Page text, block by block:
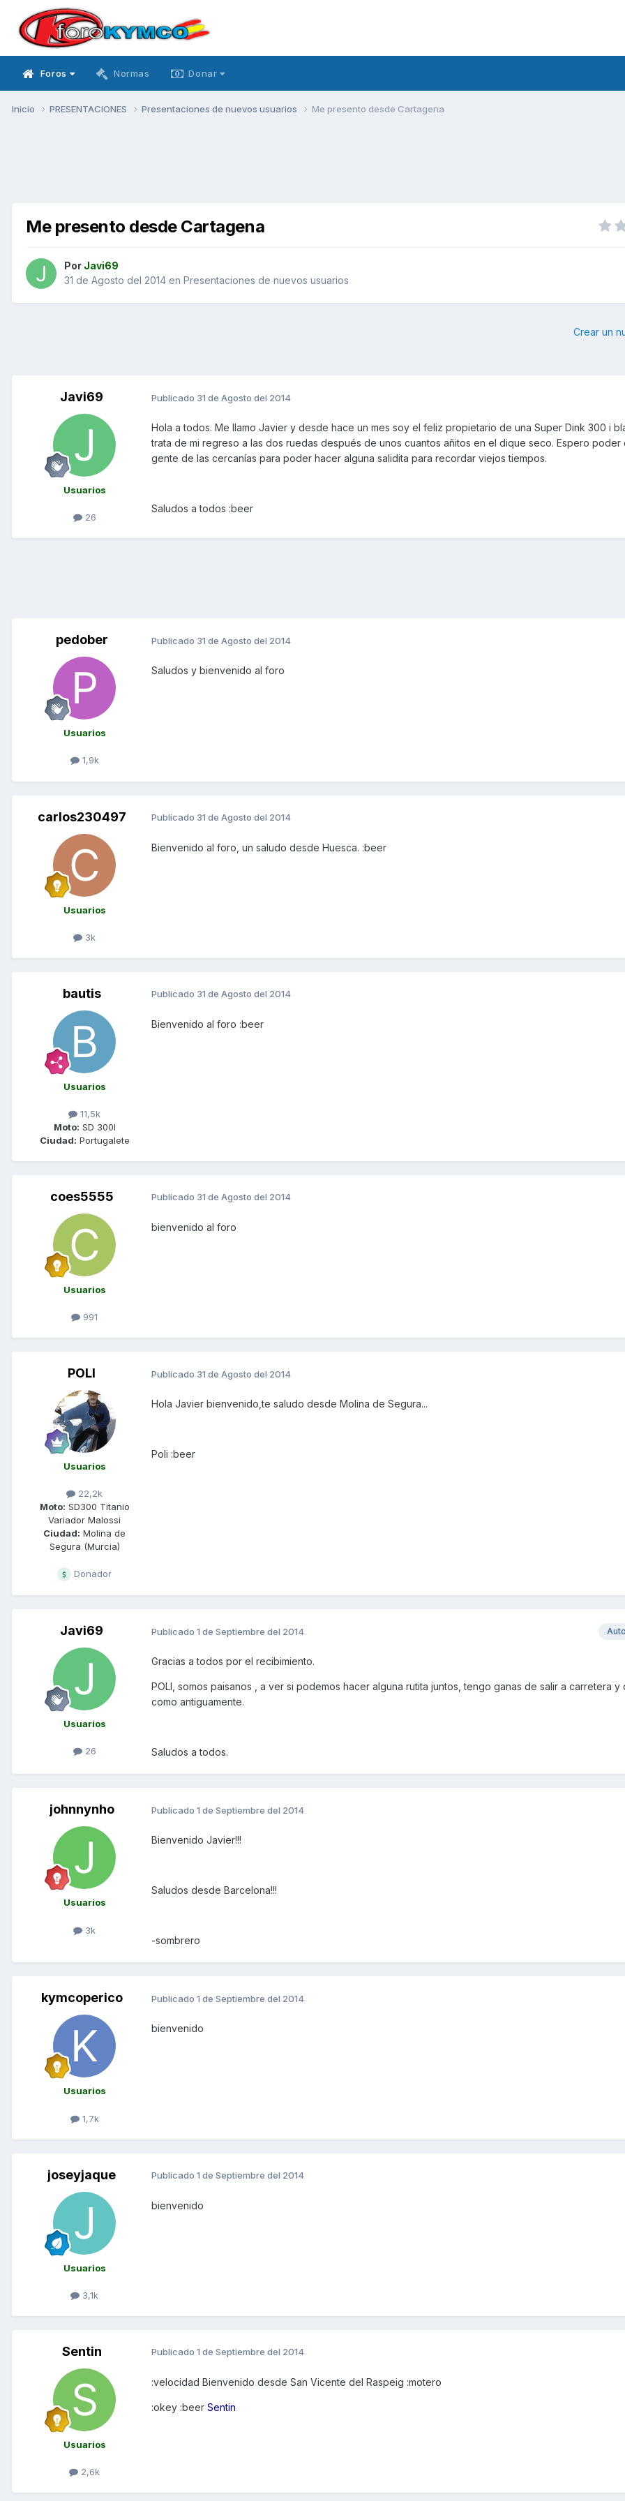
Foros Normas Donar
Inicio PRESENTACIONES Presentaciones de nuevos usuarios Me presento desde Cartagena
Me presento desde Cartagena
Por Javi69
31 de Agosto del 2014 en Presentaciones de nuevos usuarios
Crear un
Javi69
Usuarios
26
Publicado 31 de Agosto del 2014
Hola a todos. Me llamo Javier y desde hace un mes soy el feliz propietario de una Super Dink 300 i
trata de mi regreso a las dos ruedas después de unos cuantos añitos en el dique seco. Espero poder
gente de las cercanías para poder hacer alguna salidita para recordar viejos tiempos.
Saludos a todos :beer
pedober
Usuarios
1,9k
Publicado 31 de Agosto del 2014
Saludos y bienvenido al foro
carlos230497
Usuarios
3k
Publicado 31 de Agosto del 2014
Bienvenido al foro, un saludo desde Huesca. :beer
bautis
Usuarios
11,5k
Moto: SD 300I
Ciudad: Portugalete
Publicado 31 de Agosto del 2014
Bienvenido al foro :beer
coes5555
Usuarios
991
Publicado 31 de Agosto del 2014
bienvenido al foro
POLI
Usuarios
22,2k
Moto: SD300 Titanio
Variador Malossi
Ciudad: Molina de
Segura (Murcia)
Donador
Publicado 31 de Agosto del 2014
Hola Javier bienvenido,te saludo desde Molina de Segura...
Poli :beer
Javi69
Usuarios
26
Publicado 1 de Septiembre del 2014
Gracias a todos por el recibimiento.
POLI, somos paisanos , a ver si podemos hacer alguna rutita juntos, tengo ganas de salir a carretera y
como antiguamente.
Saludos a todos.
johnnynho
Usuarios
3k
Publicado 1 de Septiembre del 2014
Bienvenido Javier!!!
Saludos desde Barcelona!!!
-sombrero
kymcoperico
Usuarios
1,7k
Publicado 1 de Septiembre del 2014
bienvenido
joseyjaque
Usuarios
3,1k
Publicado 1 de Septiembre del 2014
bienvenido
Sentin
Usuarios
2,6k
Publicado 1 de Septiembre del 2014
:velocidad Bienvenido desde San Vicente del Raspeig :motero
:okey :beer Sentin